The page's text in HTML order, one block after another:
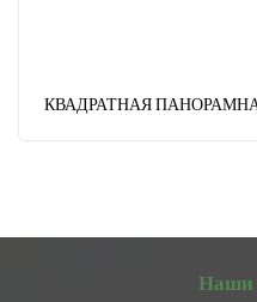
КВАДРАТНАЯ
Наши